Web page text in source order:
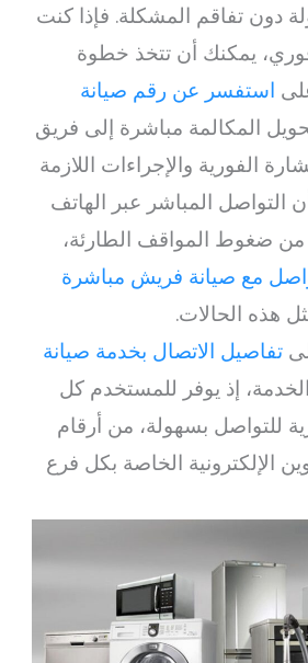
دون تفاقم المشكلة. فإذا كنت
يمكنك أن تتخذ خطوة
استفسر عن رقم صيانة
المكالمة مباشرة إلى فريق
الفورية والإجراءات اللازمة
التواصل المباشر عبر الهاتف
من ضغوط المواقف الطارئة،
مع صيانة فريش مباشرة
هذه الحالات.
تفاصيل الاتصال بخدمة صيانة
إذ يوفر للمستخدم كل
للتواصل بسهولة، من أرقام
الإلكترونية الخاصة بكل فرع